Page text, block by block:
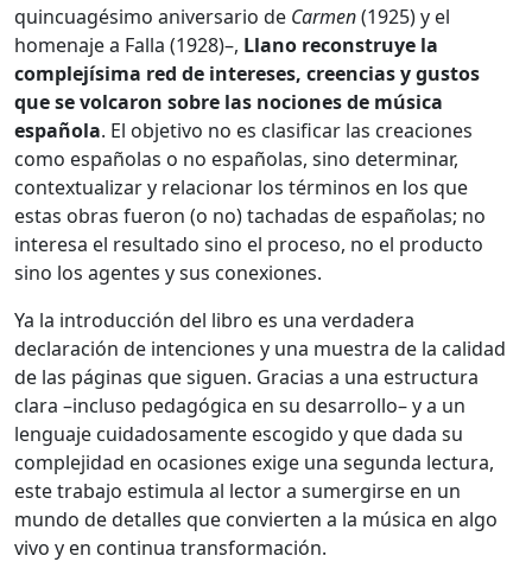
quincuagésimo aniversario de Carmen(1925) y el
homenaje a Falla (1928)–, Llano reconstruye la
complejísima red de intereses, creencias y gustos
que se volcaron sobre las nociones de música
española. El objetivo no es clasificar las creaciones
como españolas o no españolas, sino determinar,
contextualizar y relacionar los términos en los que
estas obras fueron (o no) tachadas de españolas; no
interesa el resultado sino el proceso, no el producto
sino los agentes y sus conexiones.
Ya la introducción del libro es una verdadera
declaración de intenciones y una muestra de la calidad
de las páginas que siguen. Gracias a una estructura
clara –incluso pedagógica en su desarrollo– y a un
lenguaje cuidadosamente escogido y que dada su
complejidad en ocasiones exige una segunda lectura,
este trabajo estimula al lector a sumergirse en un
mundo de detalles que convierten a la música en algo
vivo y en continua transformación.